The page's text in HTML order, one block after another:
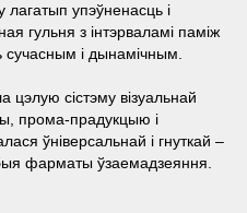
упэўненасць і
гульня з інтэрваламі паміж
сучасным і дынамічным.
цэлую сістэму візуальнай
прома-прадукцыю і
ўніверсальнай і гнуткай –
фарматы ўзаемадзеяння.